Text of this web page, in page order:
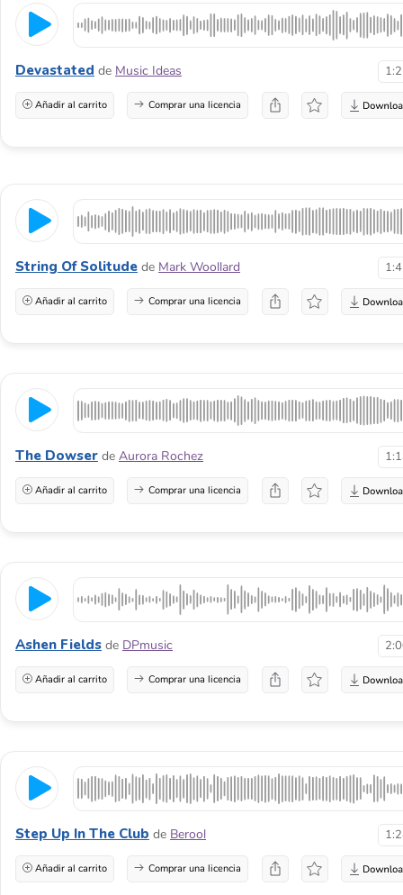
Devastated de Music Ideas
Añadir al carrito Comprar una licencia
String Of Solitude de Mark Woollard
Añadir al carrito Comprar una licencia
The Dowser de Aurora Rochez
Añadir al carrito Comprar una licencia
Ashen Fields de DPmusic
Añadir al carrito Comprar una licencia
Step Up In The Club de Berool
Añadir al carrito Comprar una licencia